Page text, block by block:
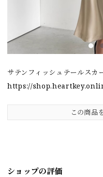
サテンフィッシュテールス
https://
この商品
ショップの評価